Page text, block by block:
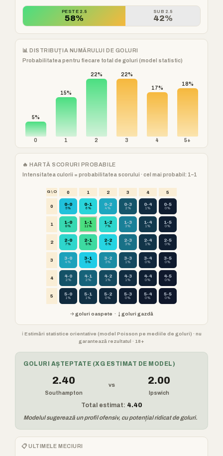
PESTE 2.5
58%
SUB 2.5
42%
📊 DISTRIBUȚIA NUMĂRULUI DE GOLURI
Probabilitatea pentru fiecare total de goluri (model statistic)
5%
0
15%
1
22%
2
22%
3
17%
4
18%
5+
🔥 HARTĂ SCORURI PROBABILE
Intensitatea culorii = probabilitatea scorului · cel mai probabil: 1–1
G \ O 0 1 2 3 4 5
0 0-0
5%
0-1
6%
0-2
4%
0-3
2%
0-4
1%
0-5
0%
1 1-0
8%
1-1
11%
1-2
7%
1-3
3%
1-4
1%
1-5
0%
2 2-0
7%
2-1
9%
2-2
6%
2-3
3%
2-4
1%
2-5
0%
3 3-0
4%
3-1
5%
3-2
3%
3-3
1%
3-4
0%
3-5
0%
4 4-0
2%
4-1
2%
4-2
1%
4-3
1%
4-4
0%
4-5
0%
5 5-0
1%
5-1
1%
5-2
0%
5-3
0%
5-4
0%
5-5
0%
→ goluri oaspete · ↓ goluri gazdă
ℹ️ Estimări statistice orientative (model Poisson pe mediile de goluri) · nu
garantează rezultatul · 18+
GOLURI AȘTEPTATE (XG ESTIMAT DE MODEL)
2.40
Southampton
vs 2.00
Ipswich
Total estimat: 4.40
Modelul sugerează un profil ofensiv, cu potențial ridicat de goluri.
📋 ULTIMELE MECIURI